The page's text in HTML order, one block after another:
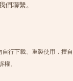
們聯繫。
行下載、重製使用，擅自
。